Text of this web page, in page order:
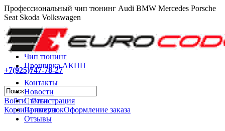
Профессиональный чип тюнинг Audi BMW Mercedes Porsche
Seat Skoda Volkswagen
+7(925)747-78-27
Войти|Регистрация
Корзина покупокОформление заказа
Чип тюнинг
Прошивка АКПП
Контакты
Новости
Статьи
Примеры
Отзывы